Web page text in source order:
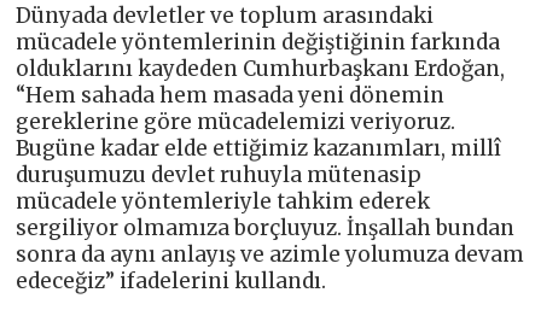
Dünyada devletler ve toplum arasındaki
mücadele yöntemlerinin değiştiğinin farkında
olduklarını kaydeden Cumhurbaşkanı Erdoğan,
“Hem sahada hem masada yeni dönemin
gereklerine göre mücadelemizi veriyoruz.
Bugüne kadar elde ettiğimiz kazanımları, millî
duruşumuzu devlet ruhuyla mütenasip
mücadele yöntemleriyle tahkim ederek
sergiliyor olmamıza borçluyuz. İnşallah bundan
sonra da aynı anlayış ve azimle yolumuza devam
edeceğiz” ifadelerini kullandı.